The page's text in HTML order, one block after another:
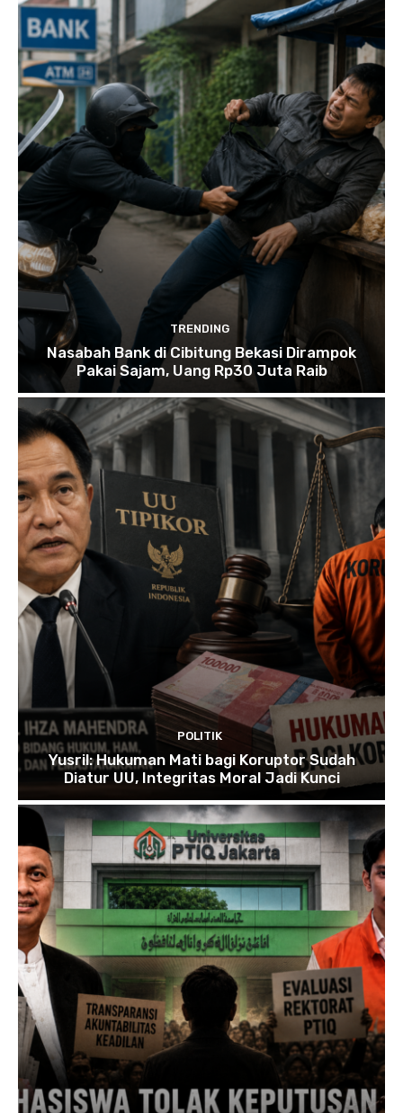
TRENDING
Nasabah Bank di Cibitung Bekasi Dirampok
Pakai Sajam, Uang Rp30 Juta Raib
POLITIK
Yusril: Hukuman Mati bagi Koruptor Sudah
Diatur UU, Integritas Moral Jadi Kunci